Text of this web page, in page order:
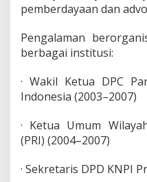
pemberdayaan dan
Pengalaman
berbagai institusi:
· Wakil Ketua DPC
Indonesia (2003–2007)
· Ketua Umum
(PRI) (2004–2007)
· Sekretaris DPD KNPI